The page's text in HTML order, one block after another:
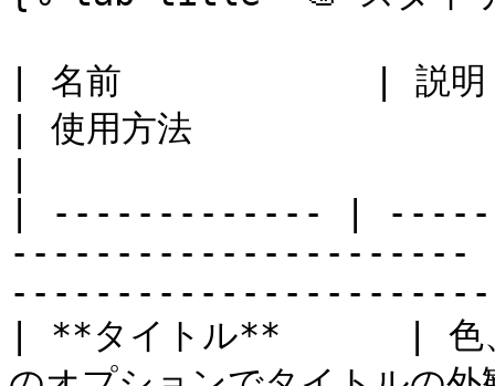
| 名前            | 説明
| 使用方法
| ------------- |
| **タイトル**      | 色、